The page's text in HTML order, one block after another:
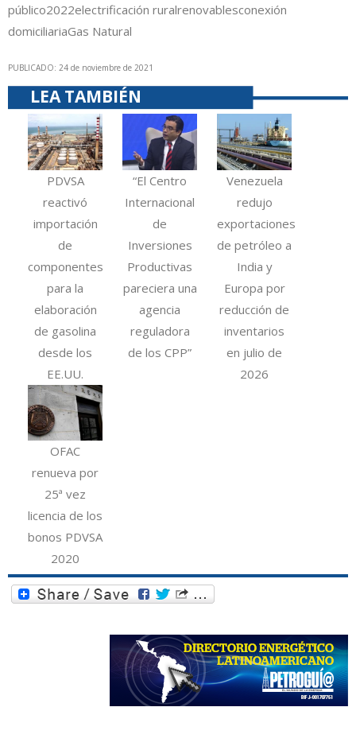
público2022electrificación ruralrenovablesconexión
domiciliariaGas Natural
PUBLICADO: 24 de noviembre de 2021
LEA TAMBIÉN
PDVSA
reactivó
importación
de
componentes
para la
elaboración
de gasolina
desde los
EE.UU.
“El Centro
Internacional
de
Inversiones
Productivas
pareciera una
agencia
reguladora
de los CPP”
Venezuela
redujo
exportaciones
de petróleo a
India y
Europa por
reducción de
inventarios
en julio de
2026
OFAC
renueva por
25ª vez
licencia de los
bonos PDVSA
2020